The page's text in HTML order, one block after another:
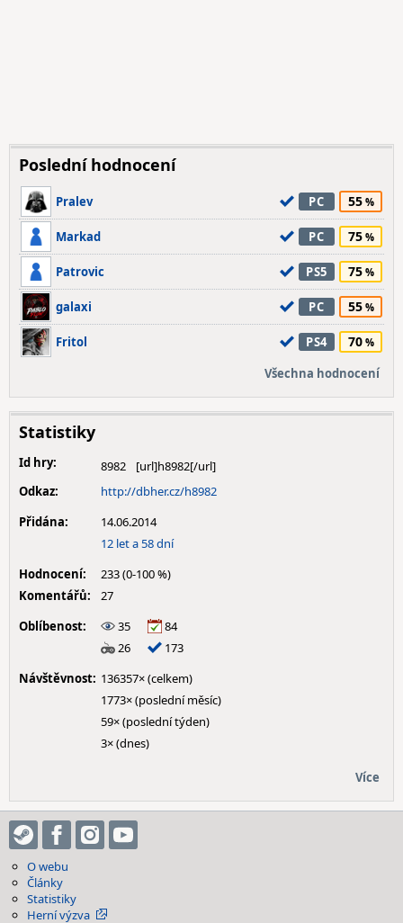
Poslední hodnocení
Pralev PC 55
Markad PC 75
Patrovic PS5 75
galaxi PC 55
Fritol PS4 70
Všechna hodnocení
Statistiky
Id hry:
8982
Odkaz:
http://dbher.cz/h8982
Přidána:
14.06.2014
12 let a 58 dní
Hodnocení:
233 (0-100 %)
Komentářů:
27
Oblíbenost:
35
84
26
173
Návštěvnost: 136357× (celkem)
1773× (poslední měsíc)
59× (poslední týden)
3× (dnes)
Více
O webu
Články
Statistiky
Herní výzva